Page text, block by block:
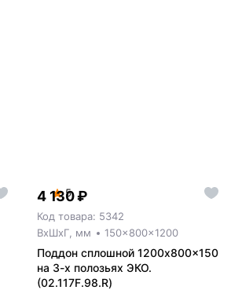
5
4 130 ₽
Код товара: 5342
ВxШxГ, мм
150x800x1200
Поддон сплошной 1200x800x150
на 3-х полозьях ЭКО.
(02.117F.98.R)